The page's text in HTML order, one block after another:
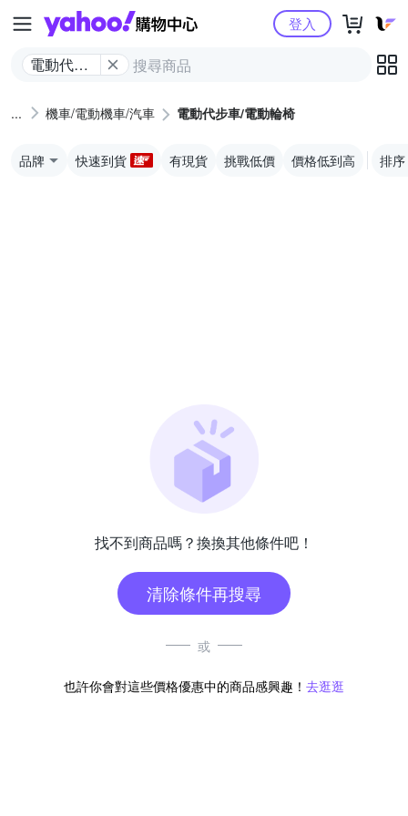
Yahoo購物中心
電動代步
椅
登入
機車/電動機車/汽車 電動代步車/電動輪椅
品牌 快速到貨 有現貨 挑戰低價 價格低到高 排序
找不到商品嗎？換換其他條件吧！
清除條件再搜尋
或
也許你會對這些價格優惠中的商品感興趣！ 去逛逛